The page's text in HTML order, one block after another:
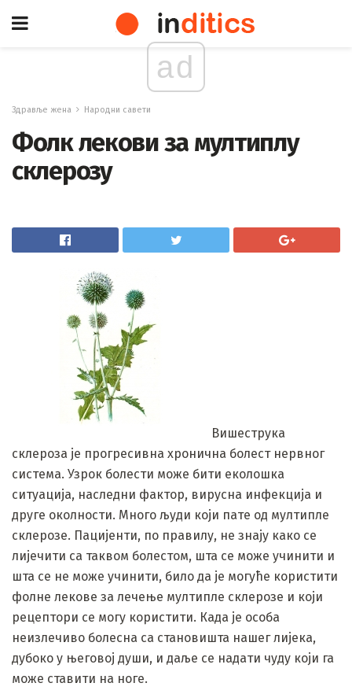
ad
Здравље жена Народни савети
Фолк лекови за мултиплу
склерозу
Вишеструка
склероза је прогресивна хронична болест нервног
система. Узрок болести може бити еколошка
ситуација, наследни фактор, вирусна инфекција и
друге околности. Много људи који пате од мултипле
склерозе. Пацијенти, по правилу, не знају како се
лијечити са таквом болестом, шта се може учинити и
шта се не може учинити, било да је могуће користити
фолне лекове за лечење мултипле склерозе и који
рецептори се могу користити. Када је особа
неизлечиво болесна са становишта нашег лијека,
дубоко у његовој души, и даље се надати чуду који га
може ставити на ноге.